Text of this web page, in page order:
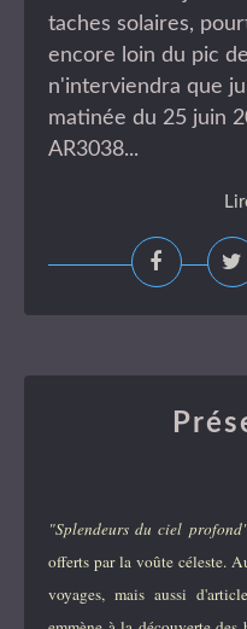
taches solaires,
encore loin du pic
n'interviendra que
matinée du 25 juin
AR3038...
"Splendeurs du ciel
offerts par la voûte céleste.
voyages, mais aussi